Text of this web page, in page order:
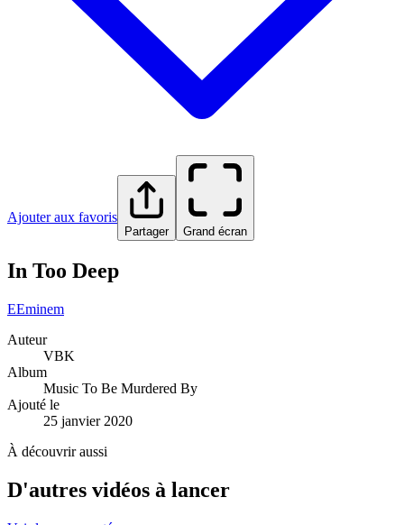
Ajouter aux favoris
Partager Grand écran
In Too Deep
EEminem
Auteur
VBK
Album
Music To Be Murdered By
Ajouté le
25 janvier 2020
À découvrir aussi
D'autres vidéos à lancer